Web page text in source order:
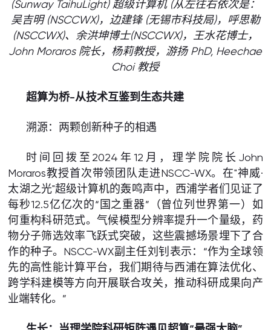
(Sunway TaihuLight) 超级计算机 (从左往右依次是：
吴吉明 (NSCCWX)，边建锋 (无锡市科技局)，呼思勒
(NSCCWX)、余洪坤博士(NSCCWX)，王水花博士，
John Moraros 院长，杨莉教授，游扬 PhD, Heechae
Choi 教授
超算为桥-从技术互鉴到生态共建
溯源：两颗创新种子的相遇
时间回拨至2024年12月，理学院院长John
Moraros教授首次带领团队走进NSCC-WX。在"神威·
太湖之光"超级计算机的轰鸣声中，西浦学者们见证了
每秒12.5亿亿次的“国之重器”（曾位列世界第一）如
何重构科研范式。气候模型分辨率提升一个量级，药
物分子筛选效率飞跃式突破，这些震撼场景埋下了合
作的种子。NSCC-WX副主任刘钊表示：“作为全球领
先的高性能计算平台，我们期待与西浦在算法优化、
跨学科建模等方向开展联合攻关，推动科研成果向产
业端转化。”